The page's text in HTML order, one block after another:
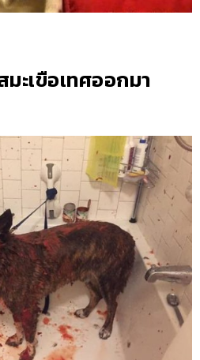
มะเขือเทศออกมา